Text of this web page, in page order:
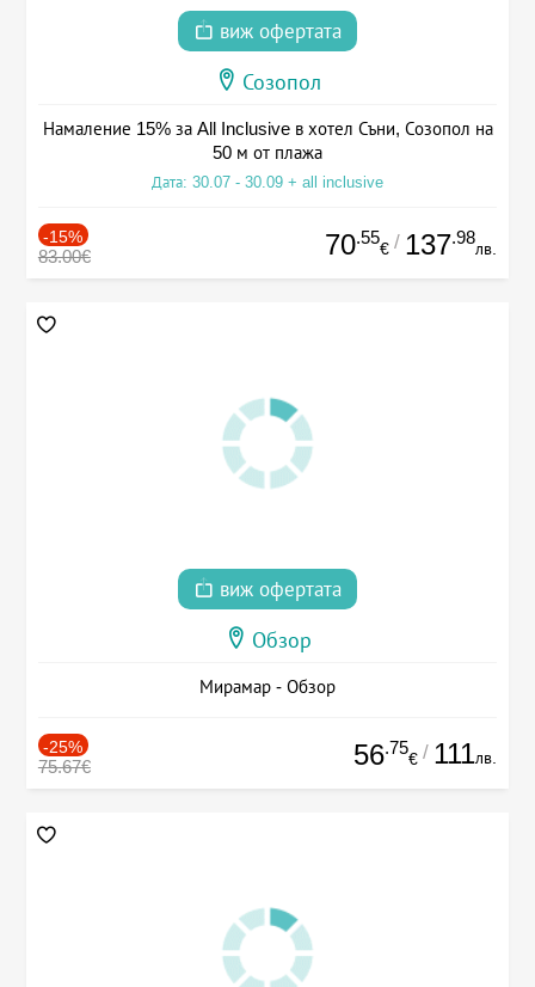
виж офертата
Созопол
Намаление 15% за All Inclusive в хотел Съни, Созопол на
50 м от плажа
Дата: 30.07 - 30.09 + all inclusive
-15%
83.00€ 70.55
€ / 137.98
лв.
виж офертата
Обзор
Мирамар - Обзор
-25%
75.67€ 56.75
€ / 111лв.